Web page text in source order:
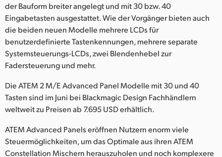
New Zealand
Norway
Portugal
South Africa
der Bauform breiter angelegt und mit 30 bzw. 40
Eingabetasten ausgestattet. Wie der Vorgänger bieten auch
die beiden neuen Modelle mehrere LCDs für
benutzerdefinierte Tastenkennungen, mehrere separate
Systemsteuerungs-LCDs, zwei Blendenhebel zur
Fadersteuerung und mehr.
Die ATEM 2 M/E Advanced Panel Modelle mit 30 und 40
Tasten sind im Juni bei Blackmagic Design Fachhändlern
weltweit zu Preisen ab 7.695 USD erhältlich.
ATEM Advanced Panels eröffnen Nutzern enorm viele
Steuermöglichkeiten, um das Optimale aus ihren ATEM
Constellation Mischern herauszuholen und noch komplexere